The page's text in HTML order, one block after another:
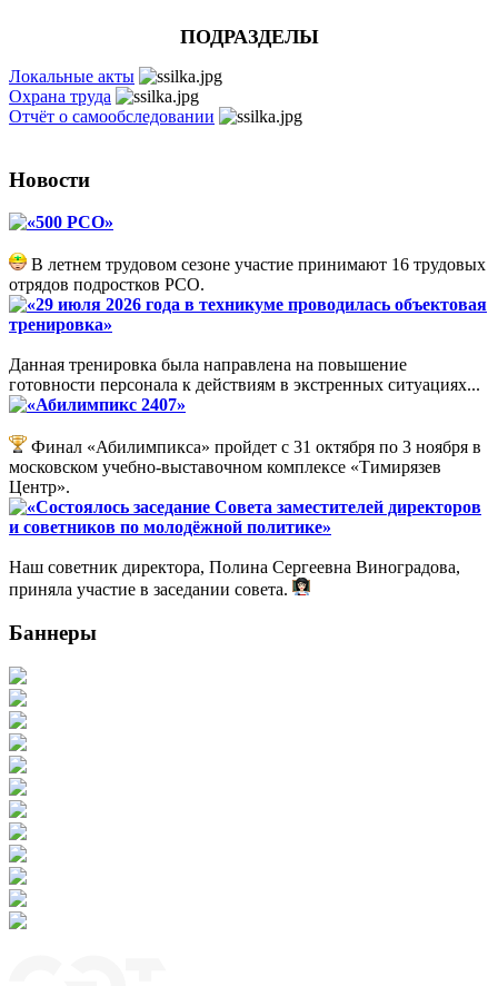
ПОДРАЗДЕЛЫ
Локальные акты
Охрана труда
Отчёт о самообследовании
Новости
«500 РСО»
В летнем трудовом сезоне участие принимают 16 трудовых
отрядов подростков РСО.
«29 июля 2026 года в техникуме проводилась объектовая
тренировка»
Данная тренировка была направлена на повышение
готовности персонала к действиям в экстренных ситуациях...
«Абилимпикс 2407»
Финал «Абилимпикса» пройдет с 31 октября по 3 ноября в
московском учебно-выставочном комплексе «Тимирязев
Центр».
«Состоялось заседание Совета заместителей директоров
и советников по молодёжной политике»
Наш советник директора, Полина Сергеевна Виноградова,
приняла участие в заседании совета.
Баннеры